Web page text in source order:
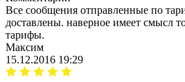
Все сообщения отправленные по
доставлены. наверное имеет смысл
тарифы.
Максим
15.12.2016 19:29